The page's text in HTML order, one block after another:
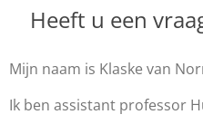
naar
hoofdinhoud
Heeft u een
Mijn naam is Klaske van
Ik ben assistant professor